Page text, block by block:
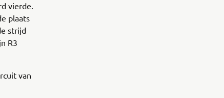
vierde.
plaats
strijd
R3
van